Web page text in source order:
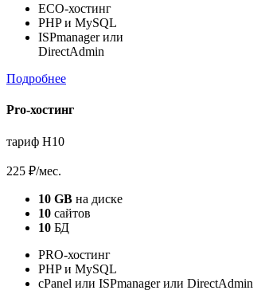
ECO-хостинг
PHP и MySQL
ISPmanager или
DirectAdmin
Подробнее
Pro-хостинг
тариф H10
225 ₽/мес.
10 GB на диске
10 сайтов
10 БД
PRO-хостинг
PHP и MySQL
cPanel или ISPmanager или DirectAdmin